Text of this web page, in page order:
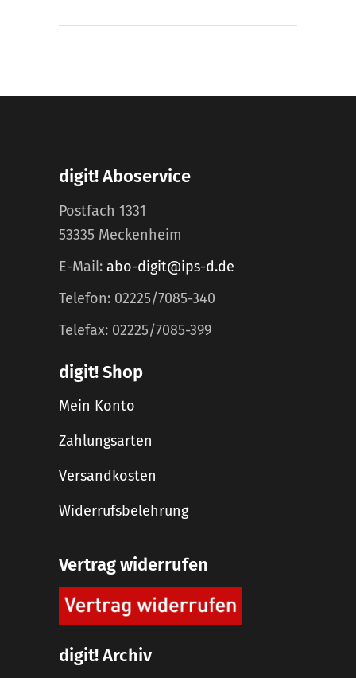
digit! Aboservice
Postfach 1331
53335 Meckenheim
E-Mail: abo-digit@ips-d.de
Telefon: 02225/7085-340
Telefax: 02225/7085-399
digit! Shop
Mein Konto
Zahlungsarten
Versandkosten
Widerrufsbelehrung
Vertrag widerrufen
digit! Archiv